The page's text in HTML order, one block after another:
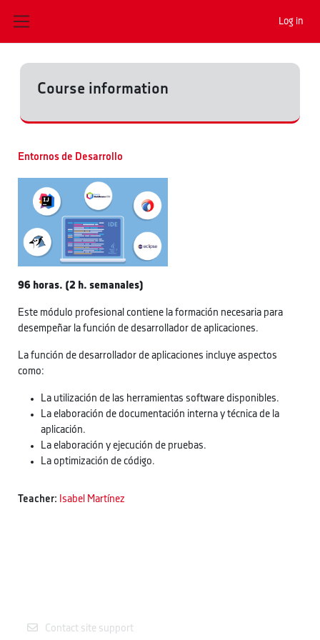
Log in
Course information
Entornos de Desarrollo
96 horas. (2 h. semanales)
Este módulo profesional contiene la formación necesaria para
desempeñar la función de desarrollador de aplicaciones.
La función de desarrollador de aplicaciones incluye aspectos
como:
La utilización de las herramientas software disponibles.
La elaboración de documentación interna y técnica de la
aplicación.
La elaboración y ejecución de pruebas.
La optimización de código.
Teacher: Isabel Martínez
Contact site support